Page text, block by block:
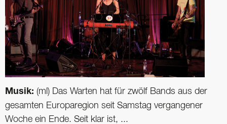
Musik: (ml) Das Warten hat für zwölf Bands aus der
gesamten Europaregion seit Samstag vergangener
Woche ein Ende. Seit klar ist, ...